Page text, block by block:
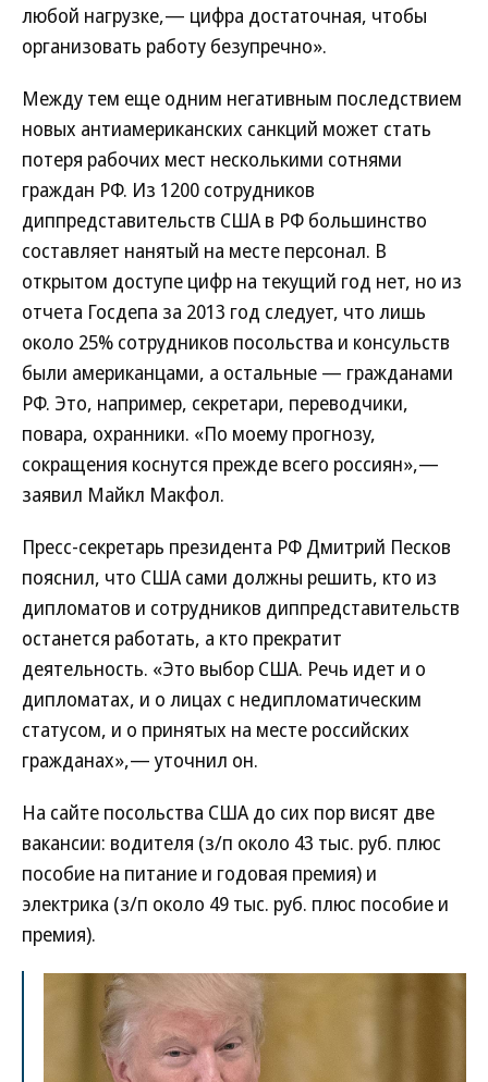
любой нагрузке,— цифра достаточная, чтобы
организовать работу безупречно».
Между тем еще одним негативным последствием
новых антиамериканских санкций может стать
потеря рабочих мест несколькими сотнями
граждан РФ. Из 1200 сотрудников
диппредставительств США в РФ большинство
составляет нанятый на месте персонал. В
открытом доступе цифр на текущий год нет, но из
отчета Госдепа за 2013 год следует, что лишь
около 25% сотрудников посольства и консульств
были американцами, а остальные — гражданами
РФ. Это, например, секретари, переводчики,
повара, охранники. «По моему прогнозу,
сокращения коснутся прежде всего россиян»,—
заявил Майкл Макфол.
Пресс-секретарь президента РФ Дмитрий Песков
пояснил, что США сами должны решить, кто из
дипломатов и сотрудников диппредставительств
останется работать, а кто прекратит
деятельность. «Это выбор США. Речь идет и о
дипломатах, и о лицах с недипломатическим
статусом, и о принятых на месте российских
гражданах»,— уточнил он.
На сайте посольства США до сих пор висят две
вакансии: водителя (з/п около 43 тыс. руб. плюс
пособие на питание и годовая премия) и
электрика (з/п около 49 тыс. руб. плюс пособие и
премия).